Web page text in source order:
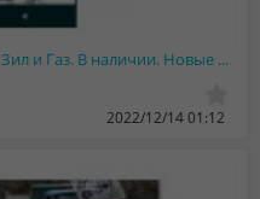
Гидроцилиндры Птс, Маз, Камаз, Зил и Газ. В наличии. Новые и после ремонта, гара...
2022/12/14 01:12